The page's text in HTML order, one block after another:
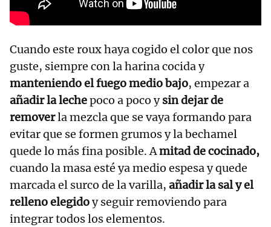
Cuando este roux haya cogido el color que nos
guste, siempre con la harina cocida y
manteniendo el fuego medio bajo, empezar a
añadir la lechepoco a poco ysin dejar de
removerla mezcla que se vaya formando para
evitar que se formen grumos y la bechamel
quede lo más fina posible. Amitad de cocinado,
cuando la masa esté ya medio espesa y quede
marcada el surco de la varilla, añadir la sal y el
relleno elegidoy seguir removiendo para
integrar todos los elementos.